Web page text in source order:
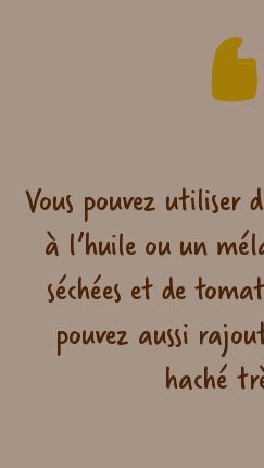
Vous pouvez utiliser
à l’huile ou un
séchées et de
pouvez aussi
haché